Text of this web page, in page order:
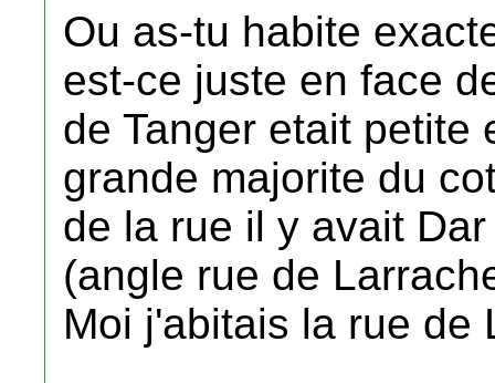
Ou as-tu habite
est-ce juste en face
de Tanger etait petite
grande majorite du
de la rue il y avait
(angle rue de
Moi j'abitais la rue de